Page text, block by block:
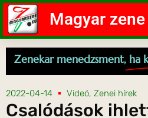
Magyar zene
Zenekar menedzsment, ha
2022-04-14 Videó, Zenei hírek
Csalódások